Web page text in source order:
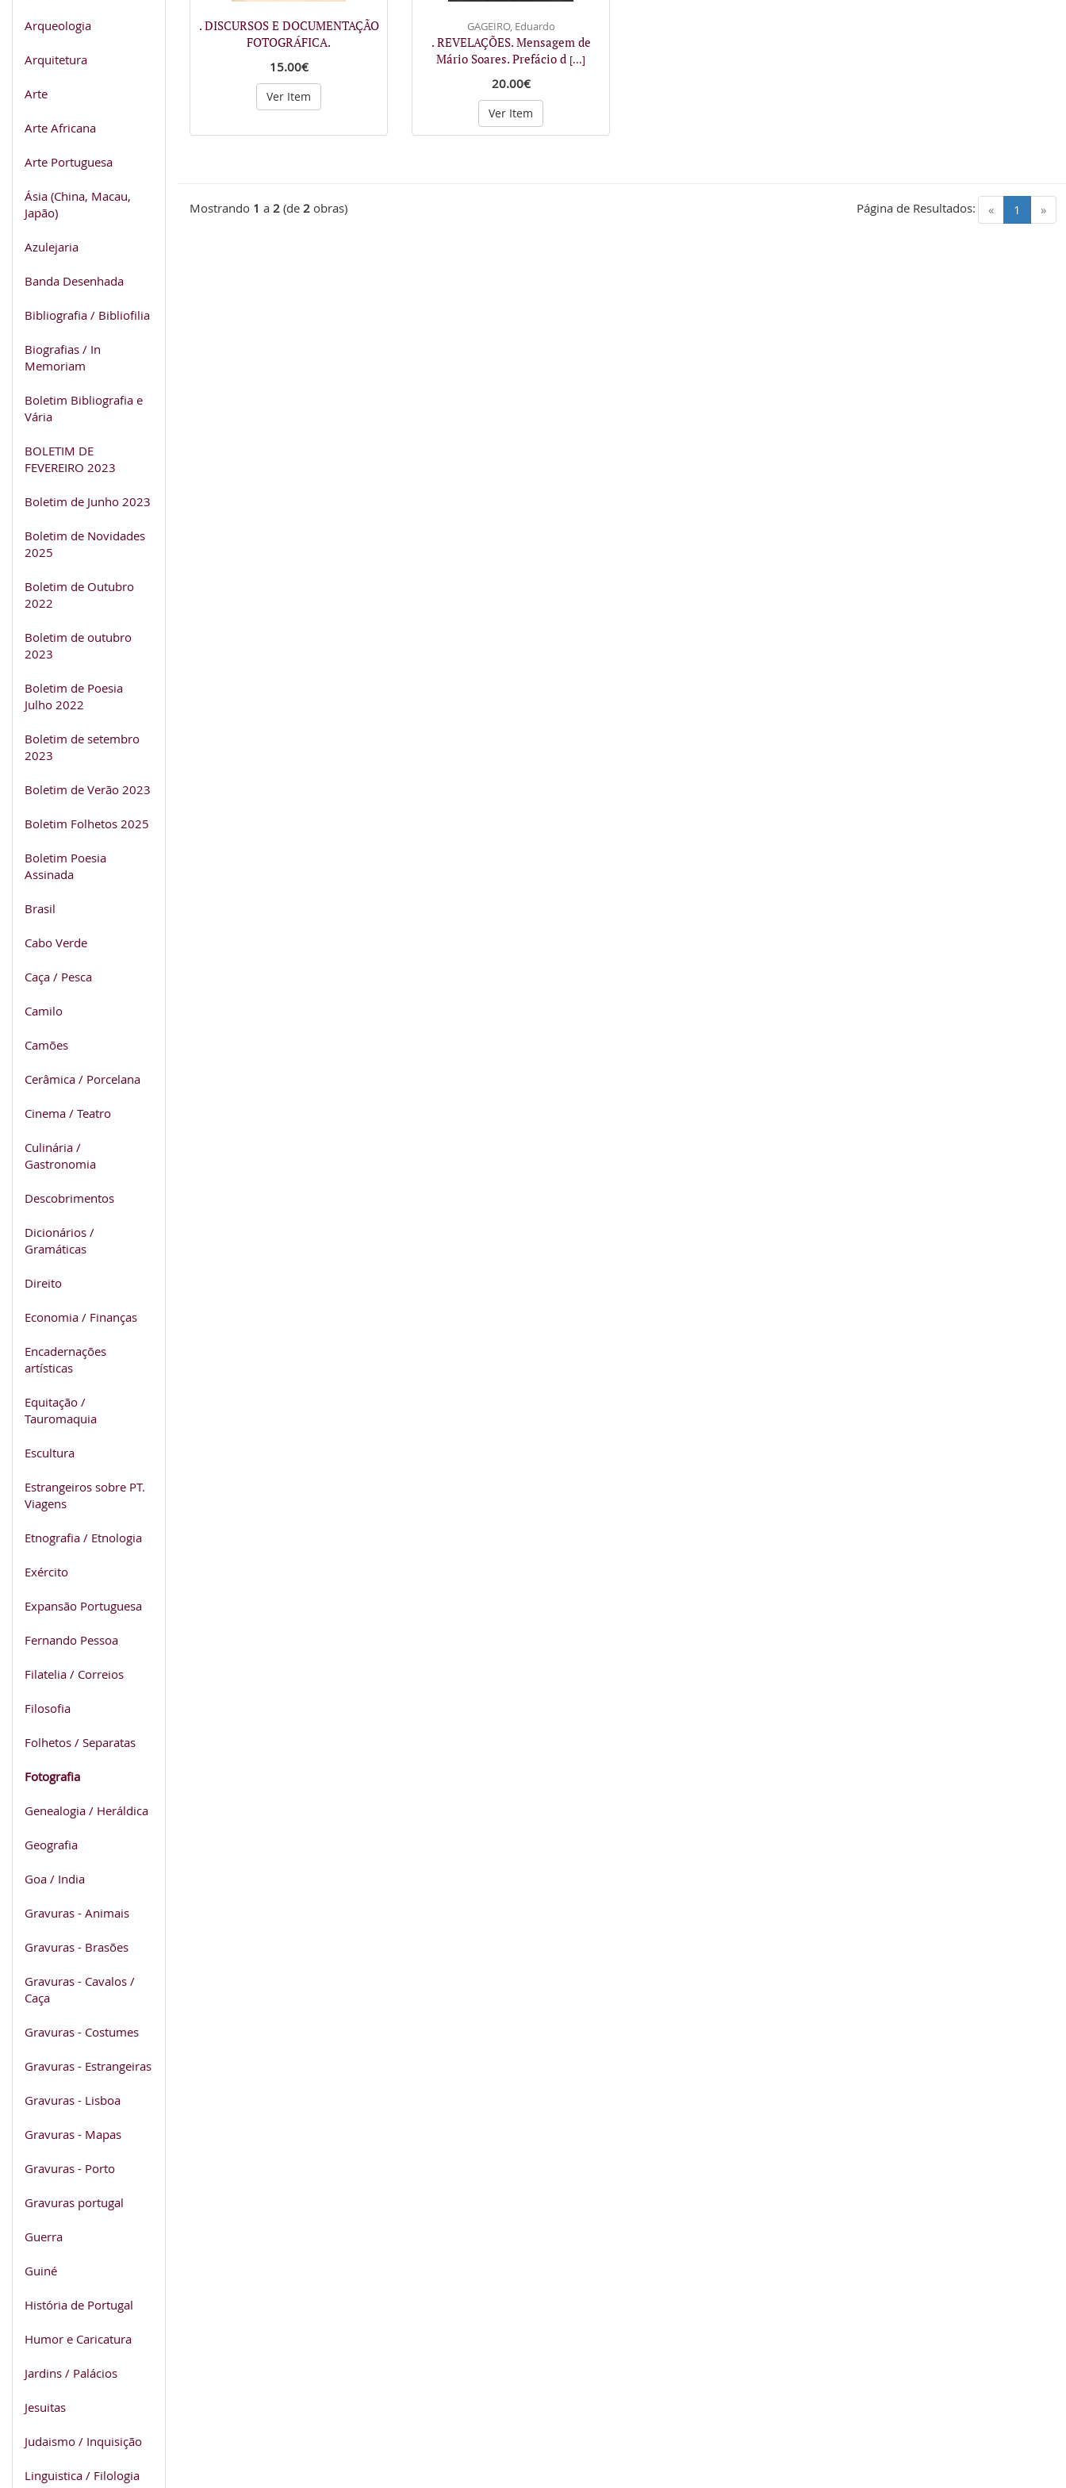
Arqueologia
Arquitetura
Arte
Arte Africana
Arte Portuguesa
Ásia (China, Macau,
Japão)
Azulejaria
Banda Desenhada
Bibliografia / Bibliofilia
Biografias / In
Memoriam
Boletim Bibliografia e
Vária
BOLETIM DE
FEVEREIRO 2023
Boletim de Junho 2023
Boletim de Novidades
2025
Boletim de Outubro
2022
Boletim de outubro
2023
Boletim de Poesia
Julho 2022
Boletim de setembro
2023
Boletim de Verão 2023
Boletim Folhetos 2025
Boletim Poesia
Assinada
Brasil
Cabo Verde
Caça / Pesca
Camilo
Camões
Cerâmica / Porcelana
Cinema / Teatro
Culinária /
Gastronomia
Descobrimentos
Dicionários /
Gramáticas
Direito
Economia / Finanças
Encadernações
artísticas
Equitação /
Tauromaquia
Escultura
Estrangeiros sobre PT.
Viagens
Etnografia / Etnologia
Exército
Expansão Portuguesa
Fernando Pessoa
Filatelia / Correios
Filosofia
Folhetos / Separatas
Fotografia
Genealogia / Heráldica
Geografia
Goa / India
Gravuras - Animais
Gravuras - Brasões
Gravuras - Cavalos /
Caça
Gravuras - Costumes
Gravuras - Estrangeiras
Gravuras - Lisboa
Gravuras - Mapas
Gravuras - Porto
Gravuras portugal
Guerra
Guiné
História de Portugal
Humor e Caricatura
Jardins / Palácios
Jesuitas
Judaismo / Inquisição
Linguistica / Filologia
. DISCURSOS E DOCUMENTAÇÃO
FOTOGRÁFICA.
15.00€
Ver Item
GAGEIRO, Eduardo
. REVELAÇÕES. Mensagem de
Mário Soares. Prefácio d [...]
20.00€
Ver Item
Mostrando 1 a 2 (de 2 obras) « 1 (current)
»
Página de Resultados: